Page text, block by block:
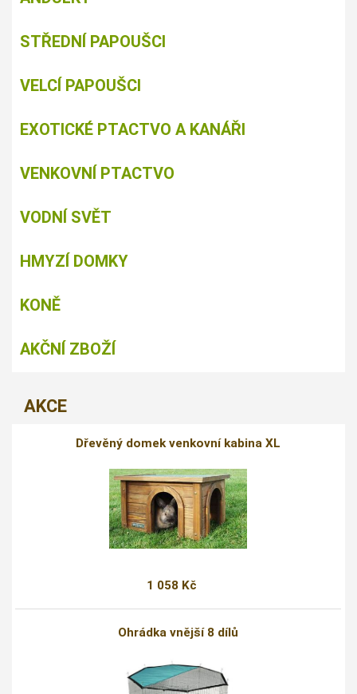
STŘEDNÍ PAPOUŠCI
VELCÍ PAPOUŠCI
EXOTICKÉ PTACTVO A KANÁŘI
VENKOVNÍ PTACTVO
VODNÍ SVĚT
HMYZÍ DOMKY
KONĚ
AKČNÍ ZBOŽÍ
AKCE
Dřevěný domek venkovní kabina XL
1 058 Kč
Ohrádka vnější 8 dílů